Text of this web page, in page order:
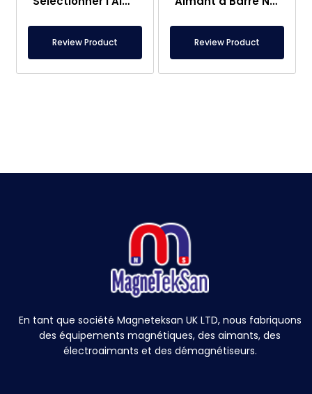
Review Product Review Product
En tant que société Magneteksan UK LTD, nous fabriquons
des équipements magnétiques, des aimants, des
électroaimants et des démagnétiseurs.